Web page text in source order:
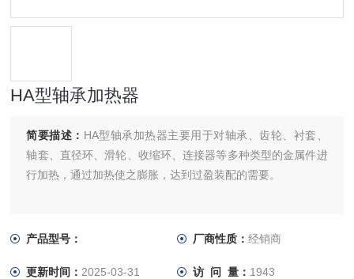
HA型轴承加热器
简要描述： HA型轴承加热器主要用于对轴承、齿轮、衬套、
轴套、直径环、滑轮、收缩环、连接器等多种类型的金属件进
行加热，通过加热使之膨胀，达到过盈装配的需要。
产品型号： 厂商性质： 经销商
更新时间： 2025-03-31 访 问 量： 1943